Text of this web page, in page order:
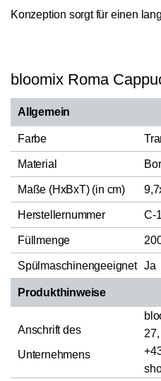
Konzeption sorgt für einen
bloomix Roma
Allgemein
Farbe
Material
Maße (HxBxT) (in cm)
Herstellernummer C-
Füllmenge
Spülmaschinengeeignet Ja
Produkthinweise
Anschrift des
Unternehmens